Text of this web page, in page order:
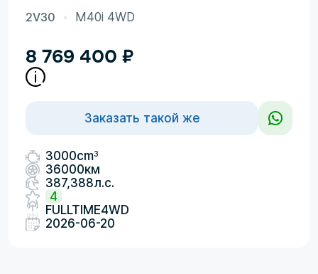
2V30 M40i 4WD
8 769 400 ₽
Заказать такой же
3000cm3
36000км
387,388л.с.
4
FULLTIME4WD
2026-06-20